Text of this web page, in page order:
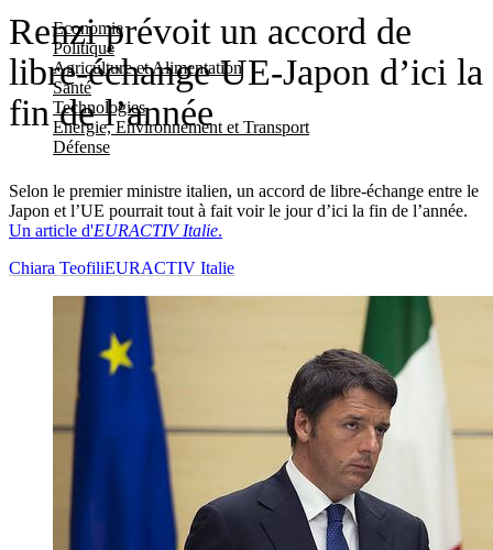
Economie
Politique
Agriculture et Alimentation
Santé
Technologies
Energie, Environnement et Transport
Défense
Renzi prévoit un accord de
libre-échange UE-Japon d’ici la
fin de l’année
Selon le premier ministre italien, un accord de libre-échange entre le
Japon et l’UE pourrait tout à fait voir le jour d’ici la fin de l’année.
Un article d'EURACTIV Italie.
Chiara TeofiliEURACTIV Italie